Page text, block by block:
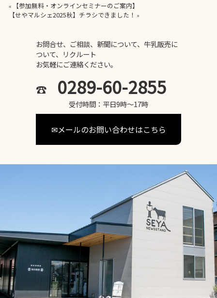
«
【参加無料・オンラインセミナーのご案内】
【せやマルシェ2025秋】チラシできました！ »
お問合せ、ご相談、新聞について、牛乳販売に
ついて、リクルート
お気軽にご連絡ください。
☎ 0289-60-2855
受付時間：平日9時～17時
✉メールのお問い合わせはこちら